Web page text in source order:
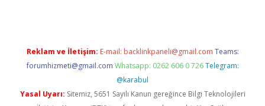
Reklam ve İletişim: E-mail: backlinkpaneli@gmail.com Teams:
forumhizmeti@gmail.com Whatsapp: 0262 606 0 726 Telegram:
@karabul
Yasal Uyarı: Sitemiz, 5651 Sayılı Kanun gereğince Bilgi Teknolojileri